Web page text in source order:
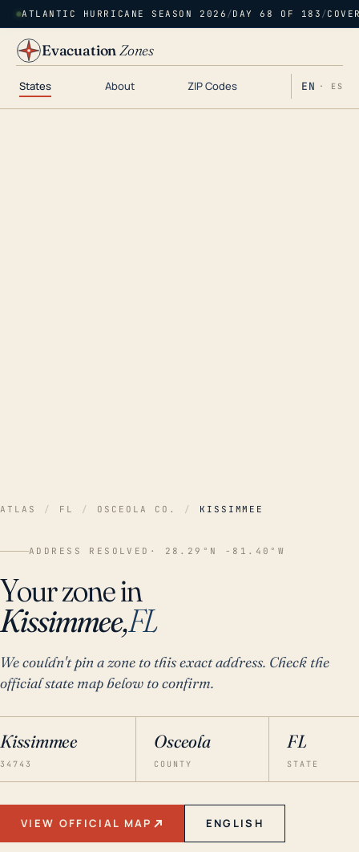
ATLANTIC HURRICANE SEASON 2026 /DAY 68 OF 183 /
EvacuationZones
States About ZIP Codes EN · ES
ATLAS / FL / OSCEOLA CO. / KISSIMMEE
ADDRESS RESOLVED · 28.29°N -81.40°W
Your zone in
Kissimmee,FL
We couldn't pin a zone to this exact address. Check the
official state map below to confirm.
Kissimmee
34743
Osceola
COUNTY
FL
STATE
VIEW OFFICIAL MAP ENGLISH